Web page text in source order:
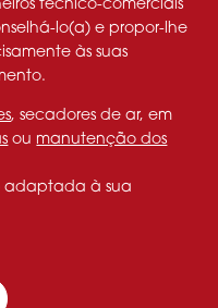
técnico-comerciais
lo(a) e propor-lhe
às suas
, secadores de ar, em
ou manutenção dos
adaptada à sua